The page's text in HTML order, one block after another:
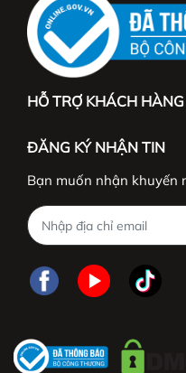
HỖ TRỢ KHÁCH HÀNG
ĐĂNG KÝ NHẬN TIN
Bạn muốn nhận khuyến